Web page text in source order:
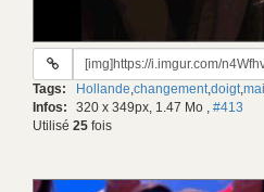
URL
gif:
Tags: Hollande,changement,doigt,
Infos: 320 x 349px, 1.47 Mo , #413
Utilisé 25 fois